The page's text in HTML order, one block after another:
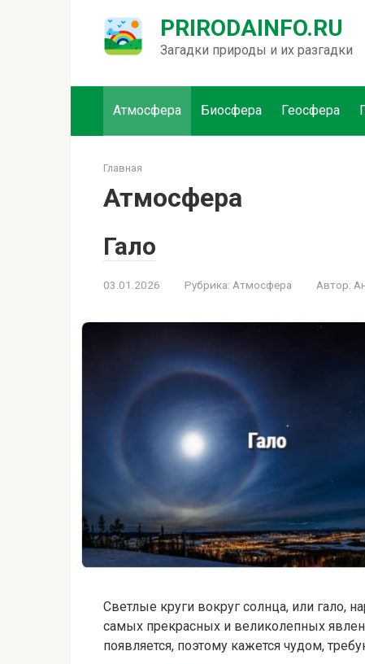
PRIRODAINFO.RU
Загадки природы и их разгадки
Атмосфера Биосфера Геосфера
Главная
Атмосфера
Гало
03.01.2026 Рубрика: Атмосфера Автор:
Светлые круги вокруг солнца, или гало,
самых прекрасных и великолепных
появляется, поэтому кажется чудом,